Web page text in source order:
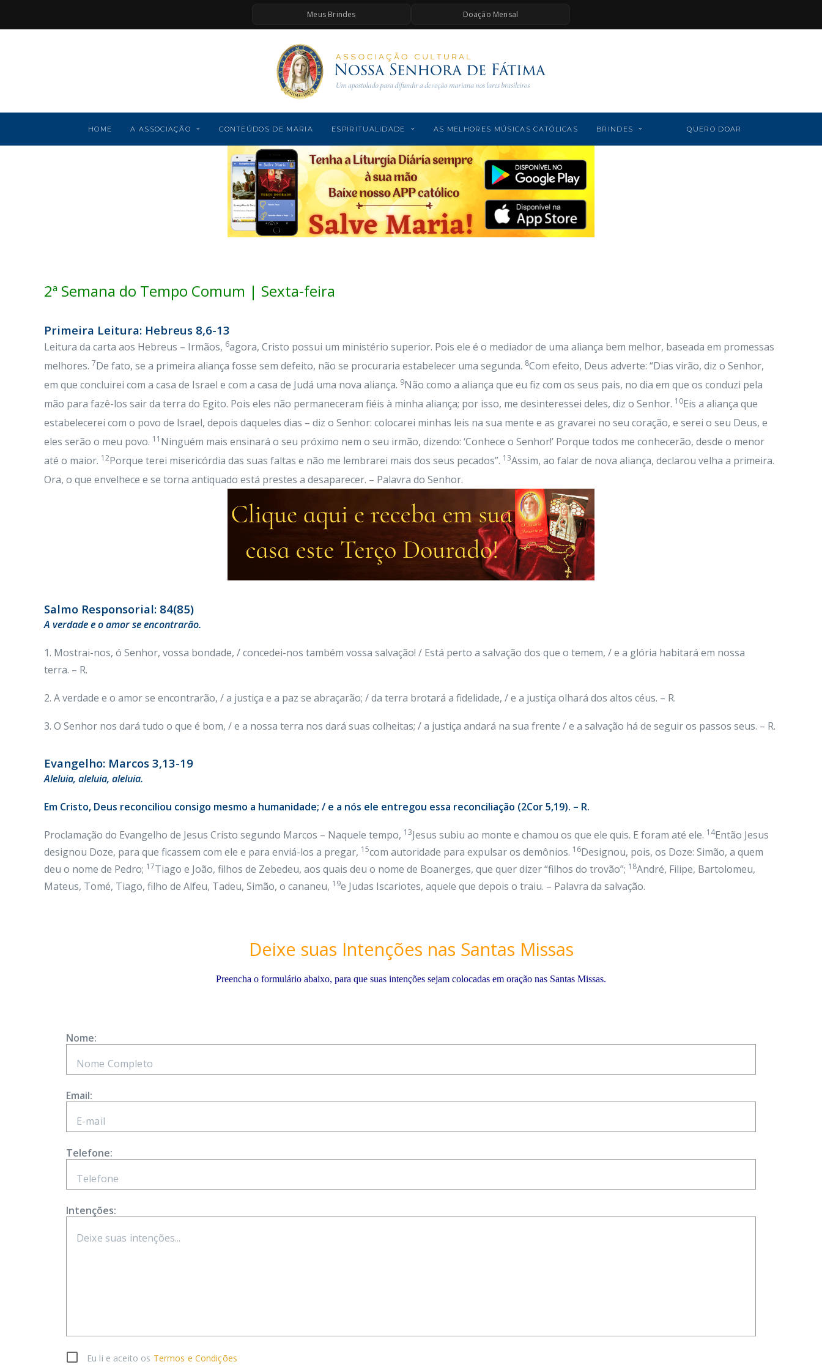
Meus Brindes Doação Mensal
HOME A ASSOCIAÇÃO CONTEÚDOS DE MARIA ESPIRITUALIDADE AS MELHORES MÚSICAS CATÓLICAS BRINDES QUERO DOAR
2ª Semana do Tempo Comum | Sexta-feira
Primeira Leitura: Hebreus 8,6-13
Leitura da carta aos Hebreus – Irmãos, 6agora, Cristo possui um ministério superior. Pois ele é o mediador de uma aliança bem melhor, baseada em promessas
melhores. 7De fato, se a primeira aliança fosse sem defeito, não se procuraria estabelecer uma segunda. 8Com efeito, Deus adverte: “Dias virão, diz o Senhor,
em que concluirei com a casa de Israel e com a casa de Judá uma nova aliança. 9Não como a aliança que eu fiz com os seus pais, no dia em que os conduzi pela
mão para fazê-los sair da terra do Egito. Pois eles não permaneceram fiéis à minha aliança; por isso, me desinteressei deles, diz o Senhor. 10Eis a aliança que
estabelecerei com o povo de Israel, depois daqueles dias – diz o Senhor: colocarei minhas leis na sua mente e as gravarei no seu coração, e serei o seu Deus, e
eles serão o meu povo. 11 Ninguém mais ensinará o seu próximo nem o seu irmão, dizendo: ‘Conhece o Senhor!’ Porque todos me conhecerão, desde o menor
até o maior. 12Porque terei misericórdia das suas faltas e não me lembrarei mais dos seus pecados”. 13Assim, ao falar de nova aliança, declarou velha a primeira.
Ora, o que envelhece e se torna antiquado está prestes a desaparecer. – Palavra do Senhor.
Salmo Responsorial: 84(85)
A verdade e o amor se encontrarão.
1. Mostrai-nos, ó Senhor, vossa bondade, / concedei-nos também vossa salvação! / Está perto a salvação dos que o temem, / e a glória habitará em nossa
terra. – R.
2. A verdade e o amor se encontrarão, / a justiça e a paz se abraçarão; / da terra brotará a fidelidade, / e a justiça olhará dos altos céus. – R.
3. O Senhor nos dará tudo o que é bom, / e a nossa terra nos dará suas colheitas; / a justiça andará na sua frente / e a salvação há de seguir os passos seus. – R.
Evangelho: Marcos 3,13-19
Aleluia, aleluia, aleluia.
Em Cristo, Deus reconciliou consigo mesmo a humanidade; / e a nós ele entregou essa reconciliação (2Cor 5,19). – R.
Proclamação do Evangelho de Jesus Cristo segundo Marcos – Naquele tempo, 13Jesus subiu ao monte e chamou os que ele quis. E foram até ele. 14Então Jesus
designou Doze, para que ficassem com ele e para enviá-los a pregar, 15com autoridade para expulsar os demônios. 16Designou, pois, os Doze: Simão, a quem
deu o nome de Pedro; 17Tiago e João, filhos de Zebedeu, aos quais deu o nome de Boanerges, que quer dizer “filhos do trovão”; 18André, Filipe, Bartolomeu,
Mateus, Tomé, Tiago, filho de Alfeu, Tadeu, Simão, o cananeu, 19e Judas Iscariotes, aquele que depois o traiu. – Palavra da salvação.
Deixe suas Intenções nas Santas Missas
Preencha o formulário abaixo, para que suas intenções sejam colocadas em oração nas Santas Missas.
Nome:
Email:
Telefone:
Intenções:
Eu li e aceito os Termos e Condições